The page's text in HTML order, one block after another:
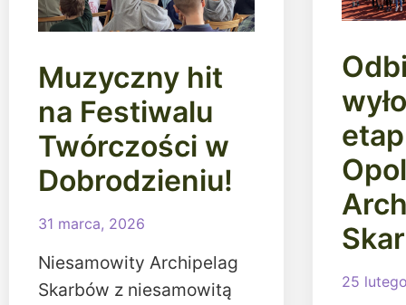
Muzyczny hit
na Festiwalu
Twórczości w
Dobrodzieniu!
31 marca, 2026
Niesamowity Archipelag
Skarbów z niesamowitą
etap
25